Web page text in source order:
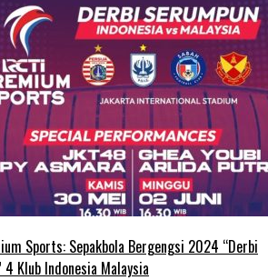
Sports: Sepakbola Bergengsi 2024 “Derbi
4 Klub Indonesia Malaysia